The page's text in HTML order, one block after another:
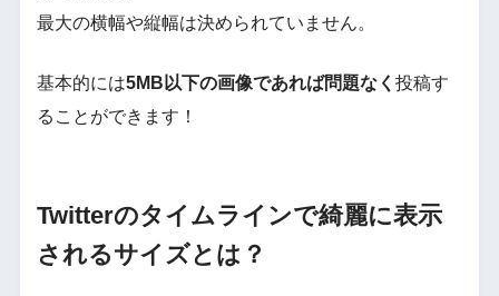
最大の横幅や縦幅は決められていません。
基本的には5MB以下の画像であれば問題なく 投稿す
ることができます！
Twitterのタイムラインで綺麗に表示
されるサイズとは？